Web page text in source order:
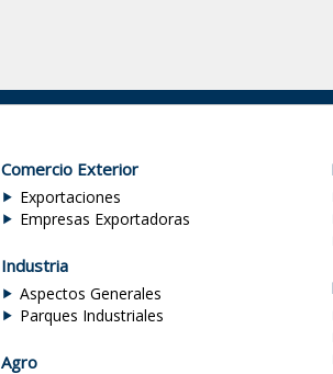
Comercio Exterior
Exportaciones
Empresas Exportadoras
Industria
Aspectos Generales
Parques Industriales
Agro